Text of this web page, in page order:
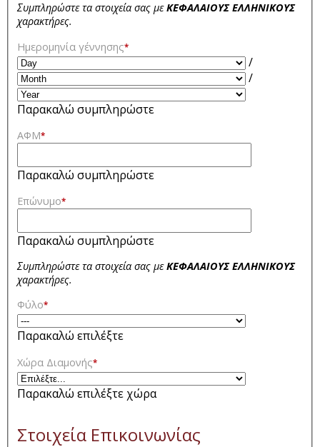
Συμπληρώστε τα στοιχεία σας μεΚΕΦΑΛΑΙΟΥΣ ΕΛΛΗΝΙΚΟΥΣ
χαρακτήρες.
Ημερομηνία γέννησης*
/
/
Παρακαλώ συμπληρώστε
ΑΦΜ*
Παρακαλώ συμπληρώστε
Επώνυμο*
Παρακαλώ συμπληρώστε
Συμπληρώστε τα στοιχεία σας μεΚΕΦΑΛΑΙΟΥΣ ΕΛΛΗΝΙΚΟΥΣ
χαρακτήρες.
Φύλο*
Παρακαλώ επιλέξτε
Χώρα Διαμονής*
Παρακαλώ επιλέξτε χώρα
Στοιχεία Επικοινωνίας